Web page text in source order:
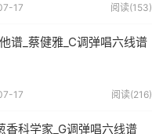
17 阅读(153)
谱_蔡健雅_C调弹唱六线谱
17 阅读(216)
香科学家_G调弹唱六线谱